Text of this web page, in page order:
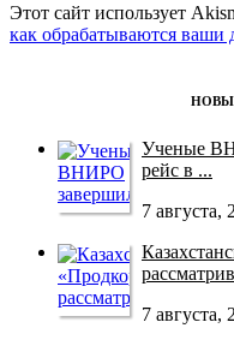
Этот сайт использует
как обрабатываются ваши
Ученые
рейс в ...
7 августа,
7 августа,